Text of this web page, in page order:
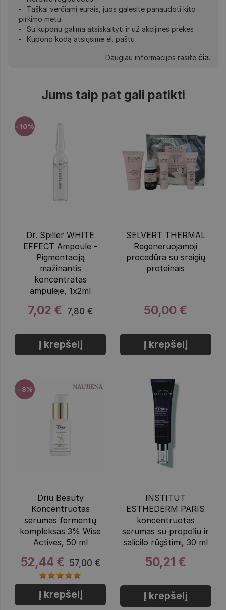
Taškai verčiami eurais, juos galėsite panaudoti kito
pirkimo metu
Su kuponu galima atsiskaityti ir už akcijines prekes
Kupono kodą atsiųsime el. paštu
Daugiau informacijos rasite čia.
Jums taip pat gali patikti
Dr. Spiller WHITE
EFFECT Ampoule -
Pigmentaciją
mažinantis
koncentratas
ampulėje, 1x2ml
7,02 € 7,80 €
Į krepšelį
- 10%
SELVERT THERMAL
Regeneruojamoji
procedūra su sraigių
proteinais
50,00 €
Į krepšelį
Driu Beauty
Koncentruotas
serumas fermentų
kompleksas 3% Wise
Actives, 50 ml
52,44 € 57,00 €
Į krepšelį
- 8%
INSTITUT
ESTHEDERM PARIS
koncentruotas
serumas su propoliu ir
salicilo rūgštimi, 30 ml
50,21 €
Į krepšelį